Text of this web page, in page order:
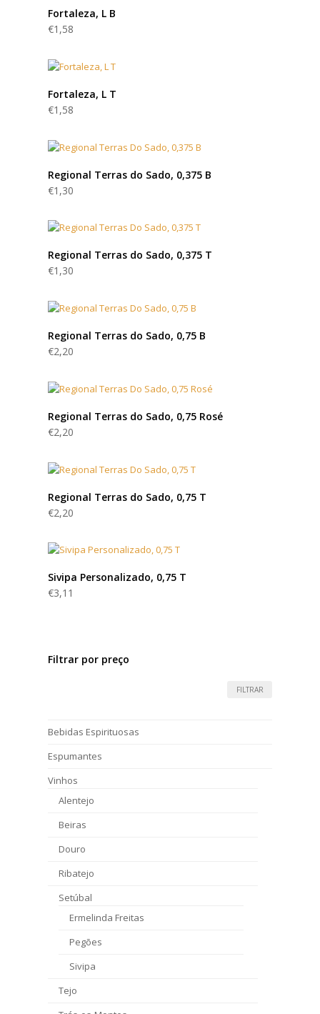
Fortaleza, L B
€1,58
Fortaleza, L T
€1,58
Regional Terras do Sado, 0,375 B
€1,30
Regional Terras do Sado, 0,375 T
€1,30
Regional Terras do Sado, 0,75 B
€2,20
Regional Terras do Sado, 0,75 Rosé
€2,20
Regional Terras do Sado, 0,75 T
€2,20
Sivipa Personalizado, 0,75 T
€3,11
Filtrar por preço
FILTRAR
Bebidas Espirituosas
Espumantes
Vinhos
Alentejo
Beiras
Douro
Ribatejo
Setúbal
Ermelinda Freitas
Pegões
Sivipa
Tejo